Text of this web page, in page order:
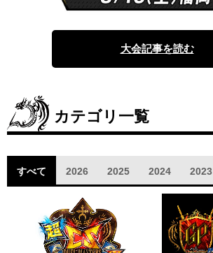
大会記事を読む
カテゴリ一覧
すべて 2026 2025 2024 2023